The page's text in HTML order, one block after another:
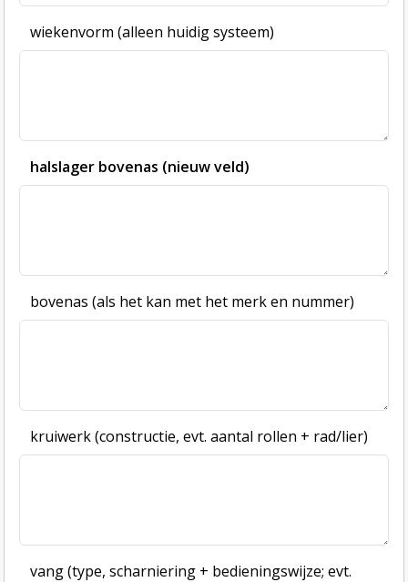
wiekenvorm (alleen huidig systeem)
halslager bovenas (nieuw veld)
bovenas (als het kan met het merk en nummer)
kruiwerk (constructie, evt. aantal rollen + rad/lier)
vang (type, scharniering + bedieningswijze; evt.